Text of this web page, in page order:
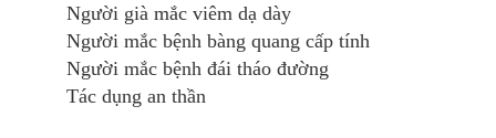
Người già mắc viêm dạ dày
Người mắc bệnh bàng quang cấp tính
Người mắc bệnh đái tháo đường
Tác dụng an thần